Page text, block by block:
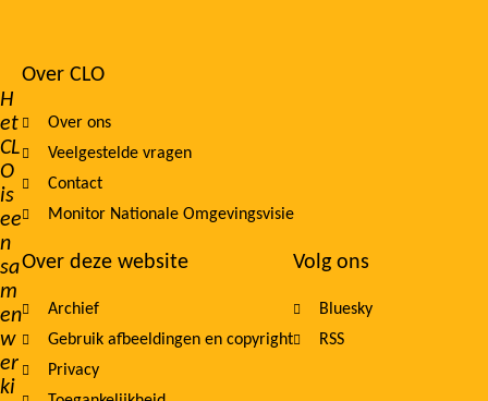
H
et
CL
O
is
ee
n
sa
m
en
w
er
ki
Footer
navigation
Over CLO
Over ons
Veelgestelde vragen
Contact
Monitor Nationale Omgevingsvisie
Over deze website
Archief
Gebruik afbeeldingen en copyright
Privacy
Volg ons
Bluesky
RSS